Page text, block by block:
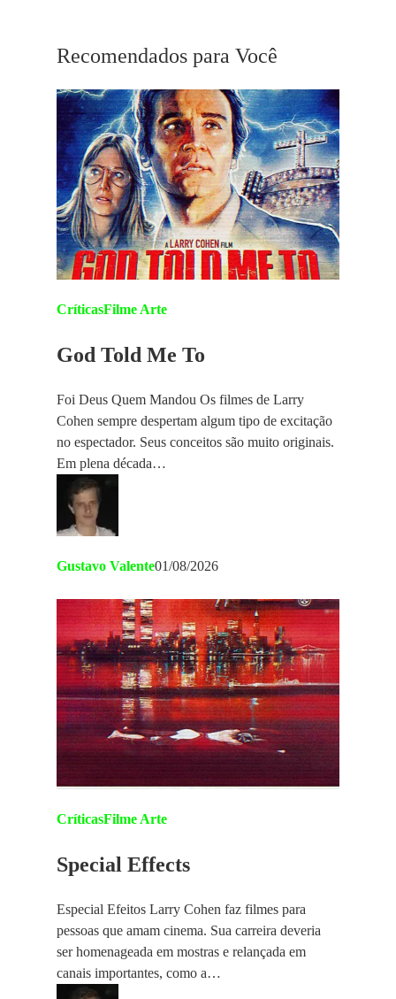
Recomendados para Você
CríticasFilme Arte
God Told Me To
Foi Deus Quem Mandou Os filmes de Larry
Cohen sempre despertam algum tipo de excitação
no espectador. Seus conceitos são muito originais.
Em plena década…
Gustavo Valente01/08/2026
CríticasFilme Arte
Special Effects
Especial Efeitos Larry Cohen faz filmes para
pessoas que amam cinema. Sua carreira deveria
ser homenageada em mostras e relançada em
canais importantes, como a…